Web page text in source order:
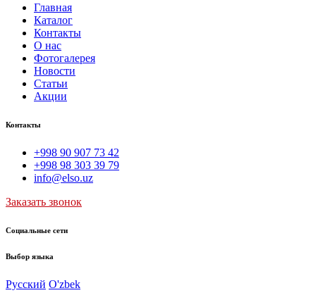
Главная
Каталог
Контакты
О нас
Фотогалерея
Новости
Статьи
Акции
Контакты
+998 90 907 73 42
+998 98 303 39 79
info@elso.uz
Заказать звонок
Социальные сети
Выбор языка
Русский O'zbek